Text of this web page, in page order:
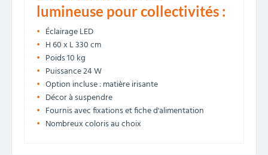
lumineuse pour collectivités :
Éclairage LED
H 60 x L 330 cm
Poids 10 kg
Puissance 24 W
Option incluse : matière irisante
Décor à suspendre
Fournis avec fixations et fiche d'alimentation
Nombreux coloris au choix